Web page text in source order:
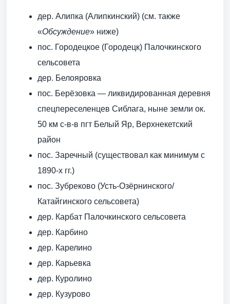
дер. Алипка (Алипкинский) (см. также
«Обсуждение» ниже)
пос. Городецкое (Городецк) Палочкинского
сельсовета
дер. Белояровка
пос. Берёзовка — ликвидированная деревня
спецпереселенцев Сиблага, ныне земли ок.
50 км с-в-в пгт Белый Яр, Верхнекетский
район
пос. Заречный (существовал как минимум с
1890-х гг.)
пос. Зубреково (Усть-Озёрнинского/
Катайгинского сельсовета)
дер. Карбат Палочкинского сельсовета
дер. Карбино
дер. Карелино
дер. Карьевка
дер. Куролино
дер. Кузурово